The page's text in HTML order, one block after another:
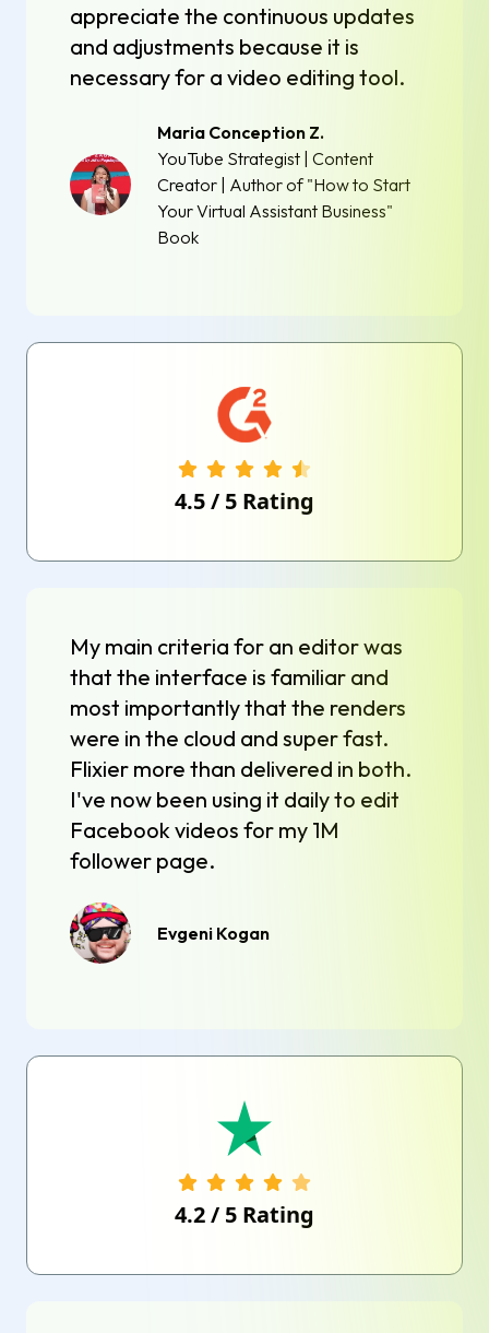
appreciate the continuous updates
and adjustments because it is
necessary for a video editing tool.
Maria Conception Z.
YouTube Strategist | Content
Creator | Author of "How to Start
Your Virtual Assistant Business"
Book
4.5/ 5 Rating
My main criteria for an editor was
that the interface is familiar and
most importantly that the renders
were in the cloud and super fast.
Flixier more than delivered in both.
I've now been using it daily to edit
Facebook videos for my 1M
follower page.
Evgeni Kogan
4.2/ 5 Rating